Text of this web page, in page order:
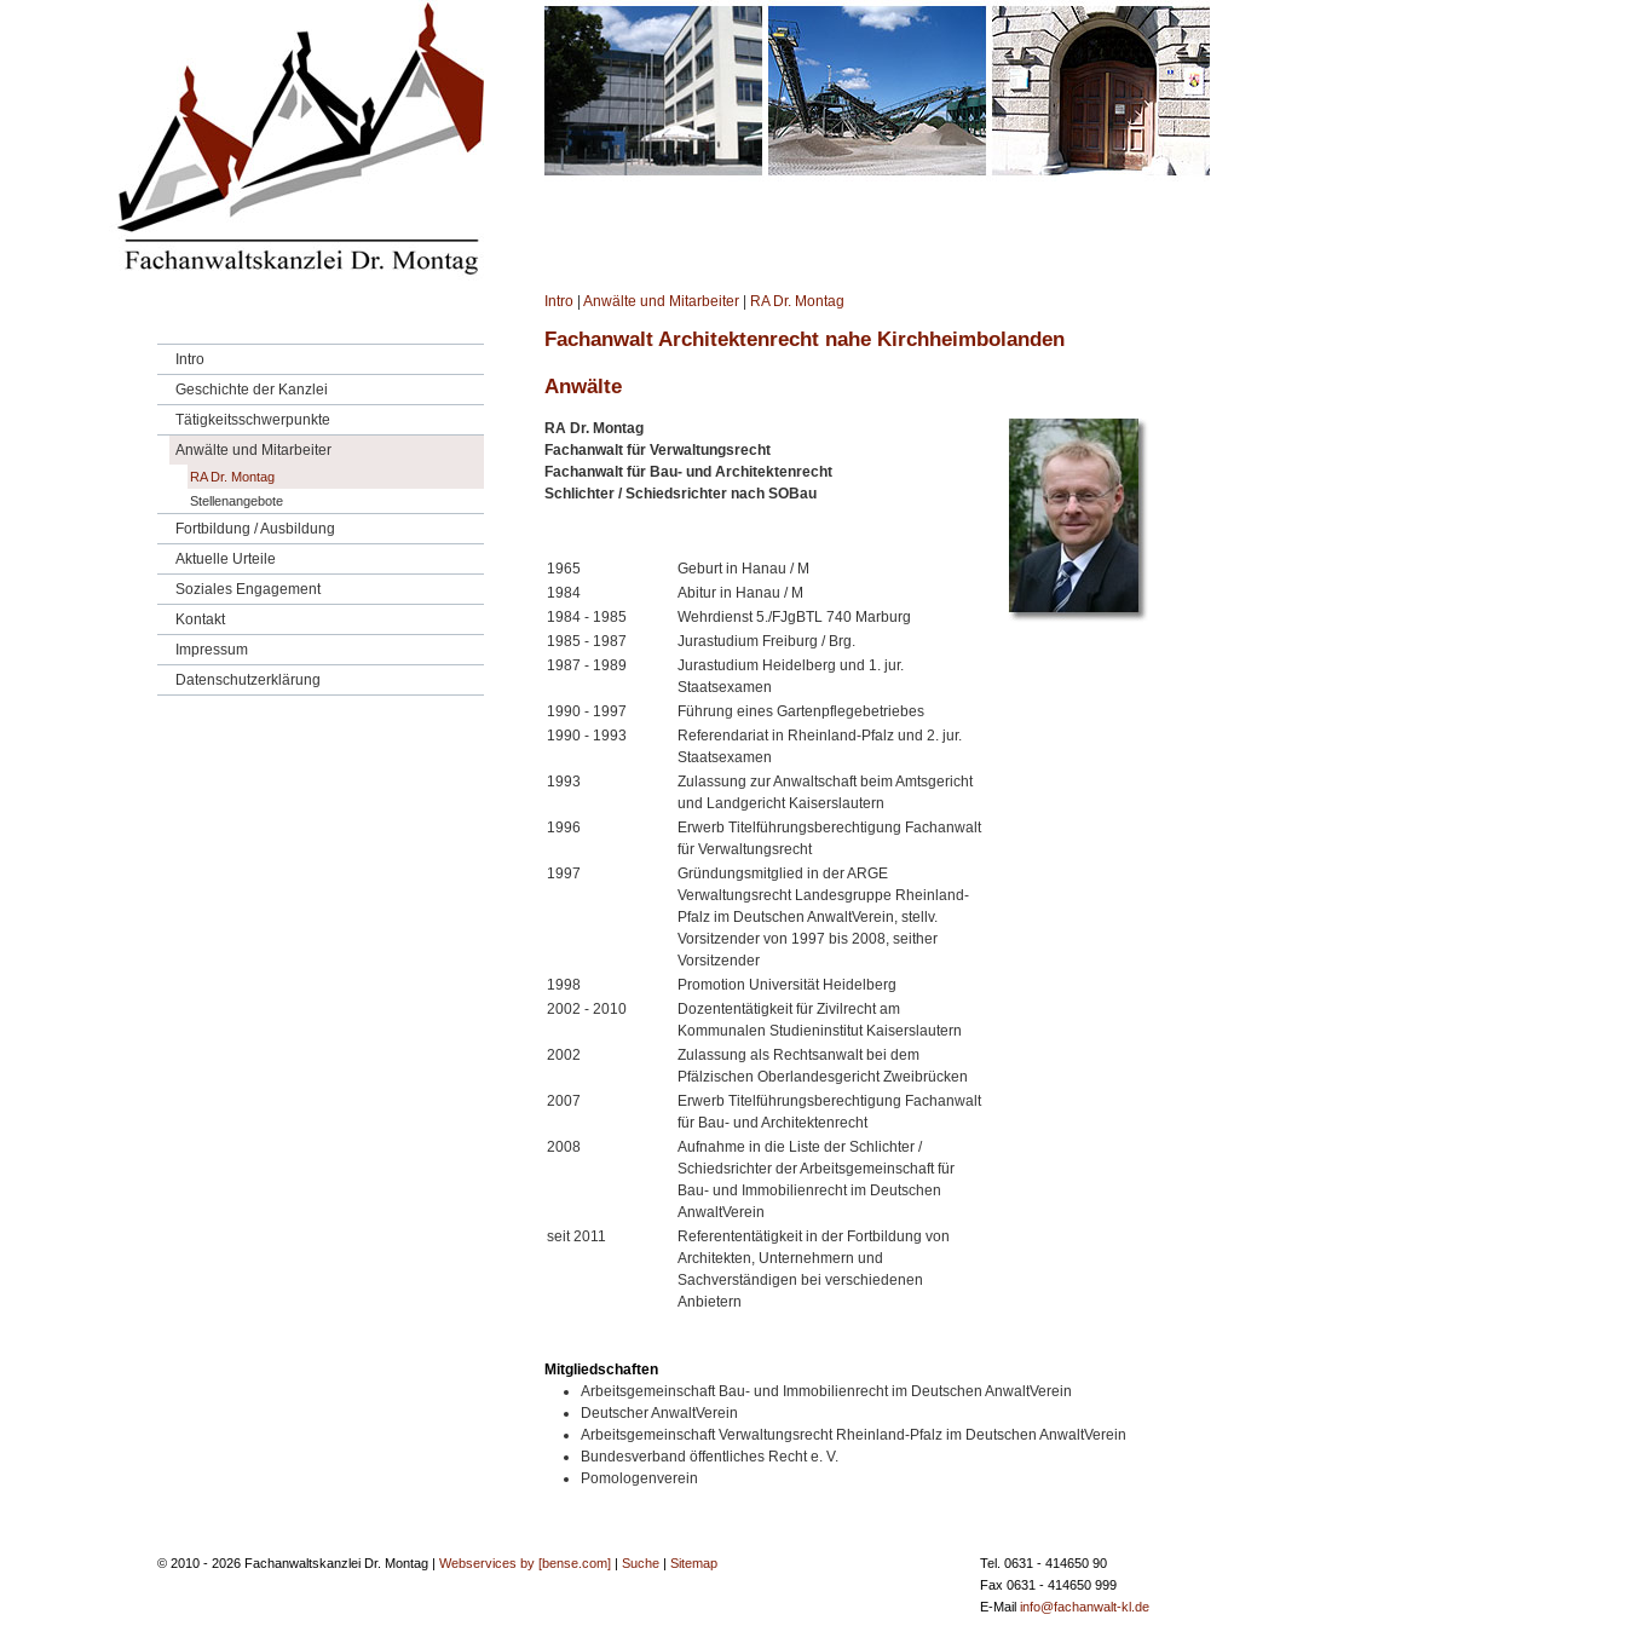
Intro
Geschichte der Kanzlei
Tätigkeitsschwerpunkte
Anwälte und Mitarbeiter
RA Dr. Montag
Stellenangebote
Fortbildung / Ausbildung
Aktuelle Urteile
Soziales Engagement
Kontakt
Impressum
Datenschutzerklärung
Intro Anwälte und Mitarbeiter RA Dr. Montag
Fachanwalt Architektenrecht nahe Kirchheimbolanden
Anwälte
RA Dr. Montag
Fachanwalt für Verwaltungsrecht
Fachanwalt für Bau- und Architektenrecht
Schlichter / Schiedsrichter nach SOBau
1965
Geburt in Hanau / M
1984
Abitur in Hanau / M
1984 - 1985
Wehrdienst 5./FJgBTL 740 Marburg
1985 - 1987
Jurastudium Freiburg / Brg.
1987 - 1989
Jurastudium Heidelberg und 1. jur.
Staatsexamen
1990 - 1997
Führung eines Gartenpflegebetriebes
1990 - 1993
Referendariat in Rheinland-Pfalz und 2. jur.
Staatsexamen
1993
Zulassung zur Anwaltschaft beim Amtsgericht
und Landgericht Kaiserslautern
1996
Erwerb Titelführungsberechtigung Fachanwalt
für Verwaltungsrecht
1997
Gründungsmitglied in der ARGE
Verwaltungsrecht Landesgruppe Rheinland-
Pfalz im Deutschen AnwaltVerein, stellv.
Vorsitzender von 1997 bis 2008, seither
Vorsitzender
1998
Promotion Universität Heidelberg
2002 - 2010
Dozententätigkeit für Zivilrecht am
Kommunalen Studieninstitut Kaiserslautern
2002
Zulassung als Rechtsanwalt bei dem
Pfälzischen Oberlandesgericht Zweibrücken
2007
Erwerb Titelführungsberechtigung Fachanwalt
für Bau- und Architektenrecht
2008
Aufnahme in die Liste der Schlichter /
Schiedsrichter der Arbeitsgemeinschaft für
Bau- und Immobilienrecht im Deutschen
AnwaltVerein
seit 2011
Referententätigkeit in der Fortbildung von
Architekten, Unternehmern und
Sachverständigen bei verschiedenen
Anbietern
Mitgliedschaften
Arbeitsgemeinschaft Bau- und Immobilienrecht im Deutschen AnwaltVerein
Deutscher AnwaltVerein
Arbeitsgemeinschaft Verwaltungsrecht Rheinland-Pfalz im Deutschen AnwaltVerein
Bundesverband öffentliches Recht e. V.
Pomologenverein
Tel. 0631 - 414650 90
Fax 0631 - 414650 999
E-Mail info@fachanwalt-kl.de
© 2010 - 2026 Fachanwaltskanzlei Dr. Montag | Webservices by [bense.com] | Suche | Sitemap